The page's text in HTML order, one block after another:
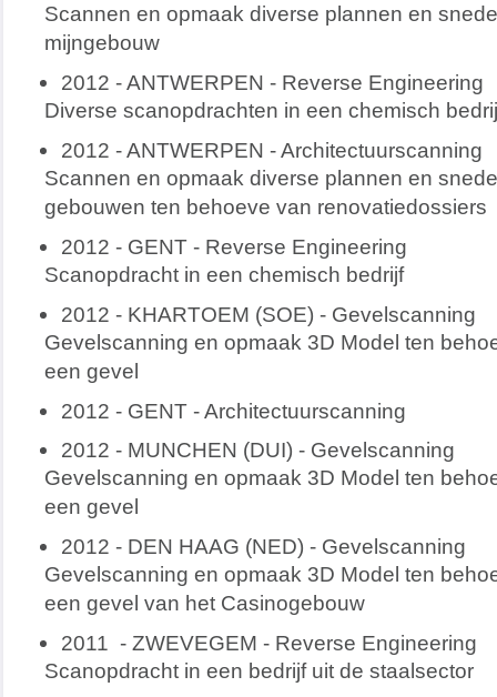
Scannen en opmaak diverse plannen en
mijngebouw
2012 - ANTWERPEN - Reverse Engineering
Diverse scanopdrachten in een chemisch
2012 - ANTWERPEN - Architectuurscanning
Scannen en opmaak diverse plannen en
gebouwen ten behoeve van renovatiedossiers
2012 - GENT - Reverse Engineering
Scanopdracht in een chemisch bedrijf
2012 - KHARTOEM (SOE) - Gevelscanning
Gevelscanning en opmaak 3D Model ten
een gevel
2012 - GENT - Architectuurscanning
2012 - MUNCHEN (DUI) - Gevelscanning
Gevelscanning en opmaak 3D Model ten
een gevel
2012 - DEN HAAG (NED) - Gevelscanning
Gevelscanning en opmaak 3D Model ten
een gevel van het Casinogebouw
2011 - ZWEVEGEM - Reverse Engineering
Scanopdracht in een bedrijf uit de staalsector